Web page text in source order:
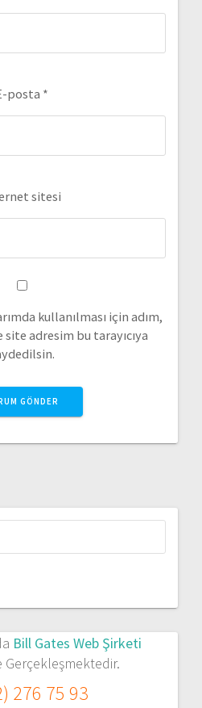
posta *
sitesi
kullanılması için adım,
adresim bu tarayıcıya
Bill Gates Web Şirketi
Gerçekleşmektedir.
276 75 93